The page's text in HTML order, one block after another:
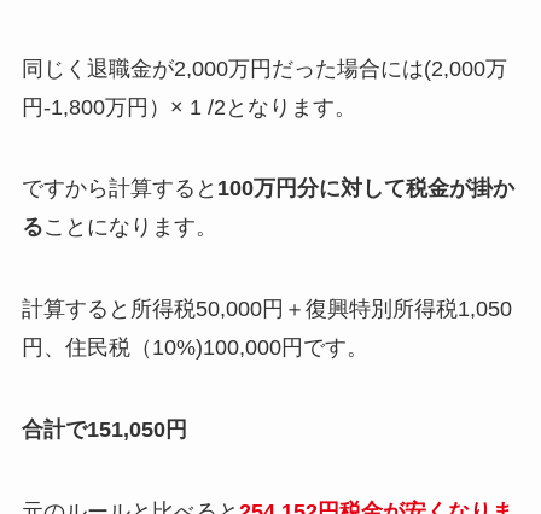
同じく退職金が2,000万円だった場合には(2,000万
円-1,800万円）× 1 /2となります。
ですから計算すると 100万円分に対して税金が掛か
ることになります。
計算すると所得税50,000円＋復興特別所得税1,050
円、住民税（10%)100,000円です。
合計で151,050円